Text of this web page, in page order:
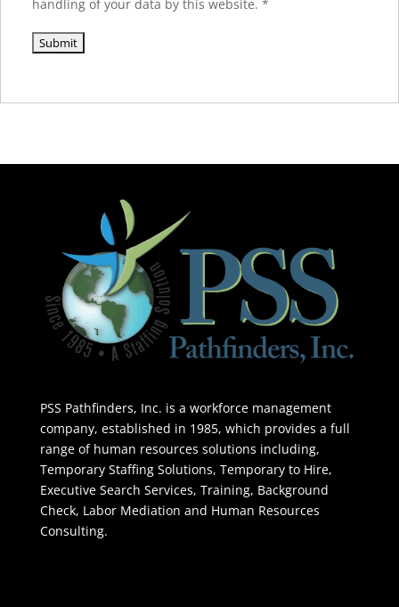
handling of your data by this website. *
PSS Pathfinders, Inc. is a workforce management
company, established in 1985, which provides a full
range of human resources solutions including,
Temporary Staffing Solutions, Temporary to Hire,
Executive Search Services, Training, Background
Check, Labor Mediation and Human Resources
Consulting.